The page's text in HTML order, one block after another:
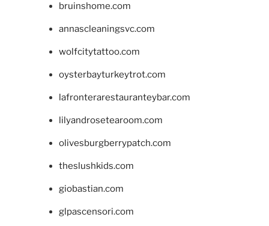
bruinshome.com
annascleaningsvc.com
wolfcitytattoo.com
oysterbayturkeytrot.com
lafronterarestauranteybar.com
lilyandrosetearoom.com
olivesburgberrypatch.com
theslushkids.com
giobastian.com
glpascensori.com